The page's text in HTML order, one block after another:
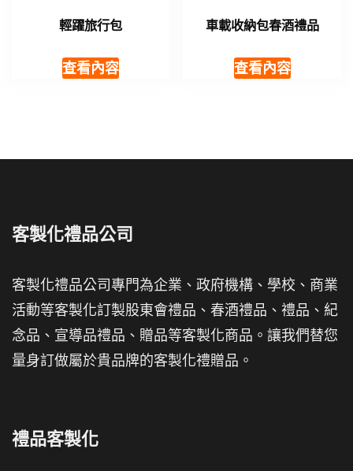
輕躍旅行包
查看內容
車載收納包春酒禮品
查看內容
客製化禮品公司
客製化禮品公司專門為企業、政府機構、學校、商業
活動等客製化訂製股東會禮品、春酒禮品、禮品、紀
念品、宣導品禮品、贈品等客製化商品。讓我們替您
量身訂做屬於貴品牌的客製化禮贈品。
禮品客製化